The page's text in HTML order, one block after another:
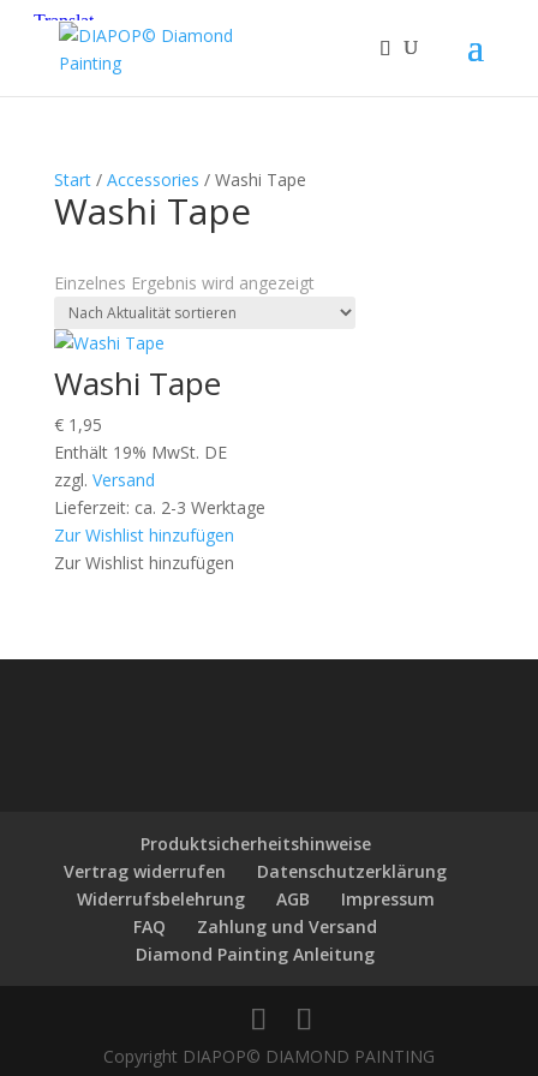
Start/ Accessories / Washi Tape
Washi Tape
Einzelnes Ergebnis wird angezeigt
Washi Tape
€1,95
Enthält 19% MwSt. DE
zzgl. Versand
Lieferzeit: ca. 2-3 Werktage
Zur Wishlist hinzufügen
Zur Wishlist hinzufügen
Produktsicherheitshinweise
Vertrag widerrufen
Datenschutzerklärung
Widerrufsbelehrung
AGB
Impressum
FAQ
Zahlung und Versand
Diamond Painting Anleitung
Copyright DIAPOP© DIAMOND PAINTING